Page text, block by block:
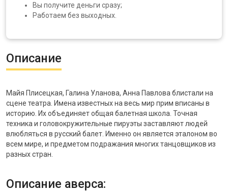
Вы получите деньги сразу;
Работаем без выходных.
Описание
Майя Плисецкая, Галина Уланова, Анна Павлова блистали на
сцене театра. Имена известных на весь мир прим вписаны в
историю. Их объединяет общая балетная школа. Точная
техника и головокружительные пируэты заставляют людей
влюбляться в русский балет. Именно он является эталоном во
всем мире, и предметом подражания многих танцовщиков из
разных стран.
Описание аверса: